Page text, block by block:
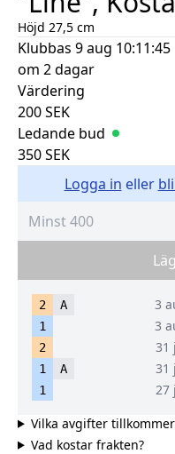
Höjd 27,5 cm
Klubbas 9 aug 10:11:45
om 2 dagar
Värdering
200SEK
Ledande bud
350SEK
Logga in eller
2 A 3
1 3
2 31
1 A 31
1 27
Vilka avgifter
Vad kostar frakten?